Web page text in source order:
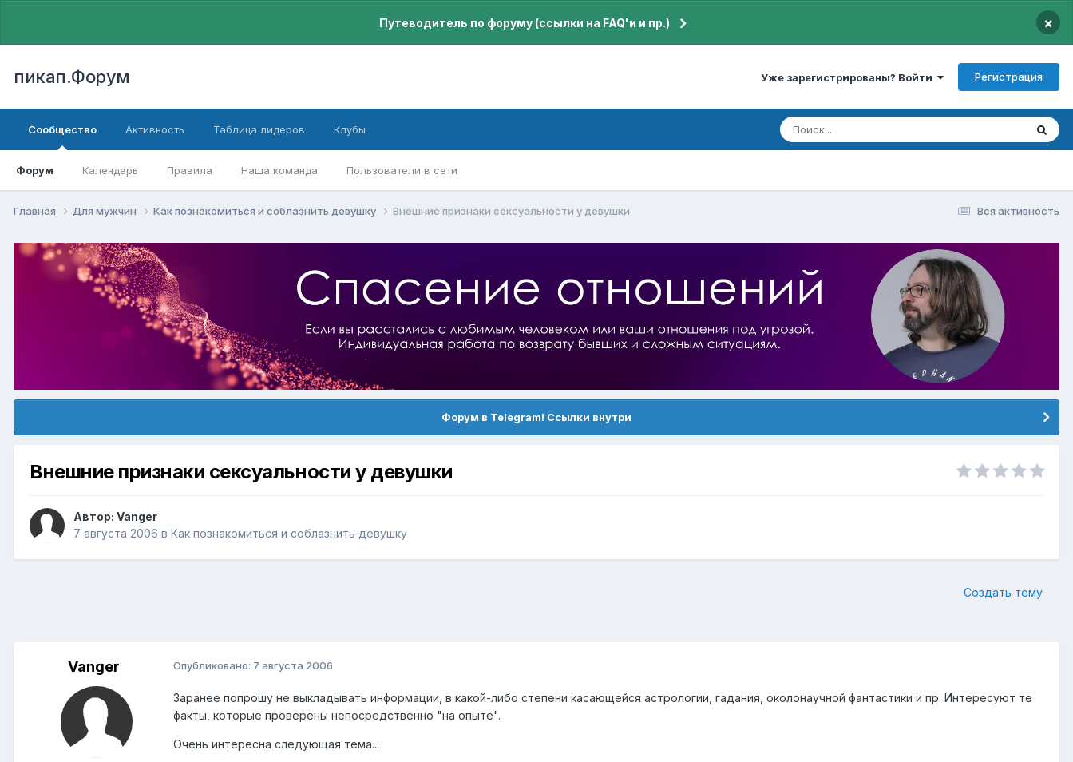
Путеводитель по форуму (ссылки на FAQ'и и пр.) ×
пикап.Форум Уже зарегистрированы? Войти Регистрация
Сообщество
Форум Календарь Правила Наша команда Пользователи в сети
Активность Таблица лидеров Клубы
Вся активность
Главная Для мужчин Как познакомиться и соблазнить девушку Внешние признаки сексуальности у девушки
Форум в Telegram! Ссылки внутри
Внешние признаки сексуальности у девушки
Автор: Vanger
7 августа 2006 в Как познакомиться и соблазнить девушку
Создать тему
Vanger Опубликовано: 7 августа 2006
Заранее попрошу не выкладывать информации, в какой-либо степени касающейся астрологии, гадания, околонаучной фантастики и пр. Интересуют те
факты, которые проверены непосредственно "на опыте".
Очень интересна следующая тема...